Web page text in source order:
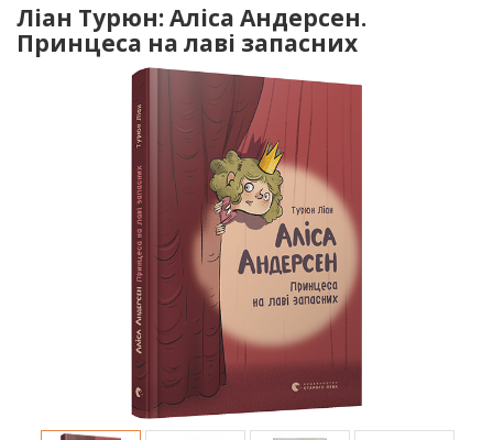
Ліан Турюн: Аліса Андерсен.
Принцеса на лаві запасних